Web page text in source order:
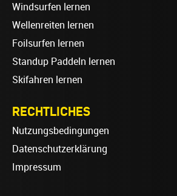
Windsurfen lernen
Wellenreiten lernen
Foilsurfen lernen
Standup Paddeln lernen
Skifahren lernen
RECHTLICHES
Nutzungsbedingungen
Datenschutzerklärung
Impressum